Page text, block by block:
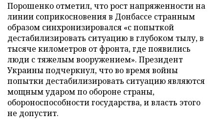
Порошенко отметил, что рост напряженности на
линии соприкосновения в Донбассе странным
образом синхронизировался «с попыткой
дестабилизировать ситуацию в глубоком тылу, в
тысяче километров от фронта, где появились
люди с тяжелым вооружением». Президент
Украины подчеркнул, что во время войны
попытки дестабилизировать ситуацию являются
мощным ударом по обороне страны,
обороноспособности государства, и власть этого
не допустит.